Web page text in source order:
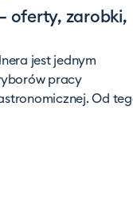
oferty, zarobki,
jest jednym
pracy
Od